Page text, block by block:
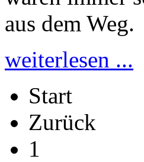
aus dem Weg.
weiterlesen ...
Start
Zurück
1